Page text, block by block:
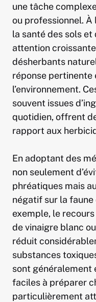
une tâche
ou professionnel. À
la santé des sols
attention
désherbants
réponse pertinente
l’environnement.
souvent issues
quotidien, offrent
rapport aux
En adoptant des
non seulement
phréatiques mais
négatif sur la
exemple, le recours
de vinaigre blanc
réduit
substances
sont généralement
faciles à préparer
particulièrement